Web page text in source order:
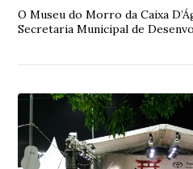
O Museu do Morro da Caixa
Secretaria Municipal de